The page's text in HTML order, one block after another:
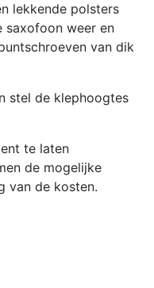
lekkende polsters
saxofoon weer en
van dik
stel de klephoogtes
te laten
de mogelijke
van de kosten.